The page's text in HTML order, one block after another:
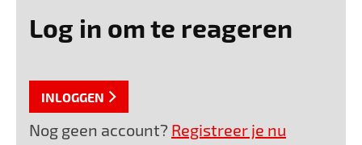
Log in om te reageren
INLOGGEN
Nog geen account? Registreer je nu